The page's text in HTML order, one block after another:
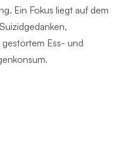
Ein Fokus liegt auf dem
Ess- und